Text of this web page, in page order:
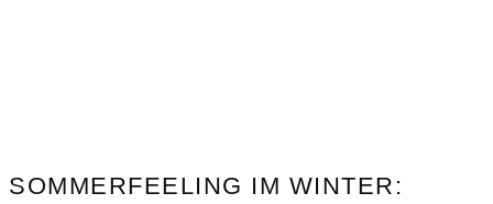
SOMMERFEELING IM WINTER: